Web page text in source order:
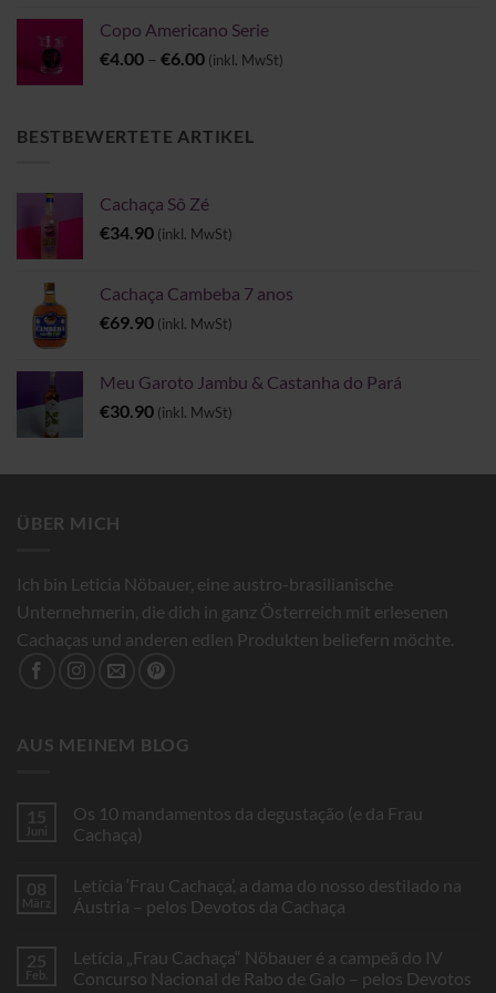
Copo Americano Serie
€4.00 – €6.00Preisspanne:
€6.00
(inkl. MwSt)
BESTBEWERTETE ARTIKEL
Cachaça Sô Zé
€34.90 (inkl. MwSt)
Cachaça Cambeba 7 anos
€69.90 (inkl. MwSt)
Meu Garoto Jambu & Castanha do Pará
€30.90 (inkl. MwSt)
ÜBER MICH
Ich bin Leticia Nöbauer, eine austro-brasilianische
Unternehmerin, die dich in ganz Österreich mit erlesenen
Cachaças und anderen edlen Produkten beliefern möchte.
AUS MEINEM BLOG
15
Juni
Os 10 mandamentos da degustação (e da Frau
Cachaça)
zu
Os
10
degustação
(e
da
08
März
Letícia ‘Frau Cachaça’, a dama do nosso destilado na
Áustria – pelos Devotos da Cachaça
zu
Letícia
‘Frau
25
Feb.
Letícia „Frau Cachaça“ Nöbauer é a campeã do IV
Concurso Nacional de Rabo de Galo – pelos Devotos